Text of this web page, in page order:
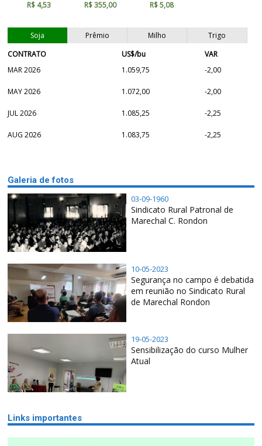
R$ 4,53 R$ 355,00 R$ 5,08
Soja Prêmio Milho
Trigo
CONTRATO
US$/bu
VAR
MAR 2026
1.059,75 -2,00
MAY 2026 1.072,00 -2,00
JUL 2026 1.085,25 -2,25
AUG 2026 1.083,75 -2,25
Galeria de fotos
03-09-1960
Sindicato Rural Patronal de
Marechal C. Rondon
10-05-2023
Segurança no campo é debatida
em reunião no Sindicato Rural
de Marechal Rondon
19-05-2023
Sensibilização do curso Mulher
Atual
Links importantes